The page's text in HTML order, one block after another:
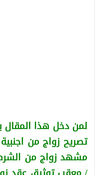
لمن دخل هذا
تصريح زواج من اجنبية
مشهد زواج من